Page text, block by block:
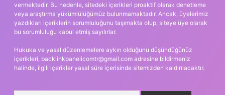
vermektedir. Bu nedenle, sitedeki içerikleri proaktif olarak denetleme
veya araştırma yükümlülüğümüz bulunmamaktadır. Ancak, üyelerimiz
yazdıkları içeriklerin sorumluluğunu taşımakta olup, siteye üye olarak
bu sorumluluğu kabul etmiş sayılırlar.
Hukuka ve yasal düzenlemelere aykırı olduğunu düşündüğünüz
içerikleri, backlinkpanelicomtr@gmail.com adresine bildirmeniz
halinde, ilgili içerikler yasal süre içerisinde sitemizden kaldırılacaktır.